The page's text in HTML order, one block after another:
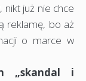
już nie chce
reklamę, bo aż
o marce w
„skandal i